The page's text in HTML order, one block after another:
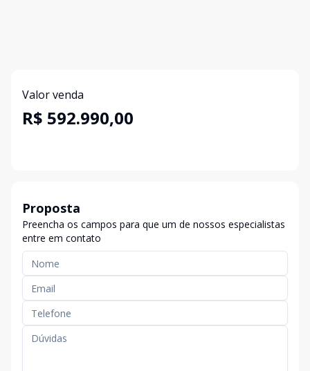
Valor venda
R$ 592.990,00
Proposta
Preencha os campos para que um de nossos especialistas
entre em contato